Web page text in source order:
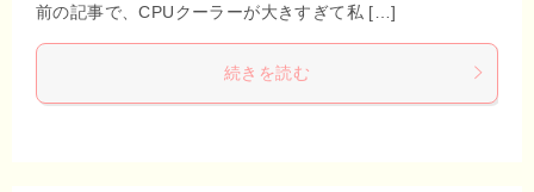
前の記事で、CPUクーラーが大きすぎて私 […]
続きを読む